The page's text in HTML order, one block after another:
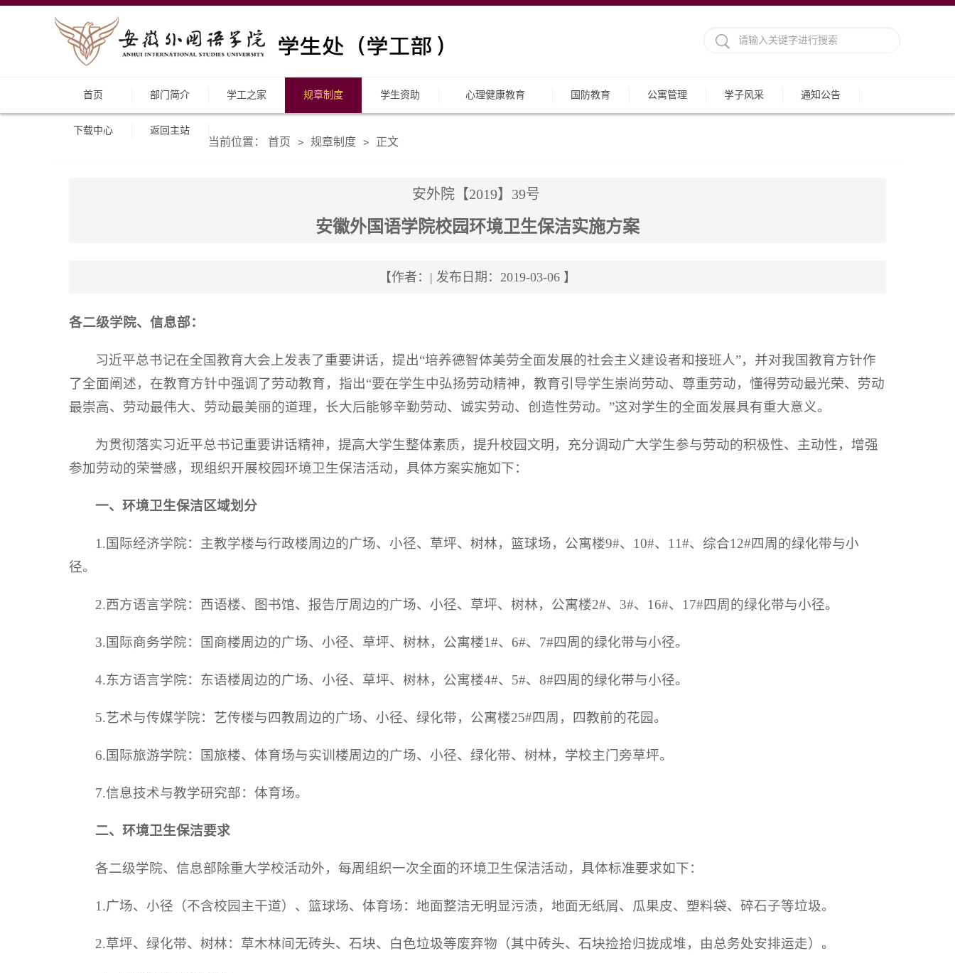
首页 部门简介 学工之家 规章制度 学生资助 心理健康教育 国防教育 公寓管理 学子风采 通知公告
下载中心 返回主站
当前位置： 首页 > 规章制度 > 正文
安外院【2019】39号
安徽外国语学院校园环境卫生保洁实施方案
【作者：| 发布日期：2019-03-06 】
各二级学院、信息部：
习近平总书记在全国教育大会上发表了重要讲话，提出“培养德智体美劳全面发展的社会主义建设者和接班人”，并对我国教育方针作
了全面阐述，在教育方针中强调了劳动教育，指出“要在学生中弘扬劳动精神，教育引导学生崇尚劳动、尊重劳动，懂得劳动最光荣、劳动
最崇高、劳动最伟大、劳动最美丽的道理，长大后能够辛勤劳动、诚实劳动、创造性劳动。”这对学生的全面发展具有重大意义。
为贯彻落实习近平总书记重要讲话精神，提高大学生整体素质，提升校园文明，充分调动广大学生参与劳动的积极性、主动性，增强
参加劳动的荣誉感，现组织开展校园环境卫生保洁活动，具体方案实施如下：
一、环境卫生保洁区域划分
1.国际经济学院：主教学楼与行政楼周边的广场、小径、草坪、树林，篮球场，公寓楼9#、10#、11#、综合12#四周的绿化带与小
径。
2.西方语言学院：西语楼、图书馆、报告厅周边的广场、小径、草坪、树林，公寓楼2#、3#、16#、17#四周的绿化带与小径。
3.国际商务学院：国商楼周边的广场、小径、草坪、树林，公寓楼1#、6#、7#四周的绿化带与小径。
4.东方语言学院：东语楼周边的广场、小径、草坪、树林，公寓楼4#、5#、8#四周的绿化带与小径。
5.艺术与传媒学院：艺传楼与四教周边的广场、小径、绿化带，公寓楼25#四周，四教前的花园。
6.国际旅游学院：国旅楼、体育场与实训楼周边的广场、小径、绿化带、树林，学校主门旁草坪。
7.信息技术与教学研究部：体育场。
二、环境卫生保洁要求
各二级学院、信息部除重大学校活动外，每周组织一次全面的环境卫生保洁活动，具体标准要求如下：
1.广场、小径（不含校园主干道）、篮球场、体育场：地面整洁无明显污渍，地面无纸屑、瓜果皮、塑料袋、碎石子等垃圾。
2.草坪、绿化带、树林：草木林间无砖头、石块、白色垃圾等废弃物（其中砖头、石块捡拾归拢成堆，由总务处安排运走）。